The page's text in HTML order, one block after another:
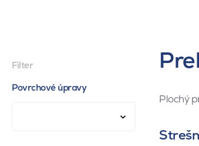
Filter
Povrchové úpravy
Plochý